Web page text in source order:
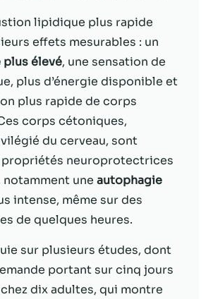
lipidique plus rapide
effets mesurables : un
élevé, une sensation de
plus d’énergie disponible et
plus rapide de corps
corps cétoniques,
du cerveau, sont
propriétés neuroprotectrices
notamment une autophagie
intense, même sur des
de quelques heures.
sur plusieurs études, dont
portant sur cinq jours
dix adultes, qui montre
améliorer la
fonctionnalité
et la structure
du site Web,
en fonction
de la façon
dont le site
Web est
utilisé.
Experience
Afin que notre
site Web
aussi bien que
possible lors
de votre visite.
Si vous refusez